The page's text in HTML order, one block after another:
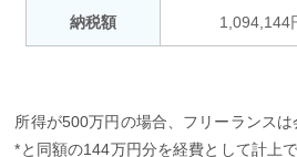
納税額 1,094,144
所得が500万円の場合、フリーランス
*と同額の144万円分を経費として計上